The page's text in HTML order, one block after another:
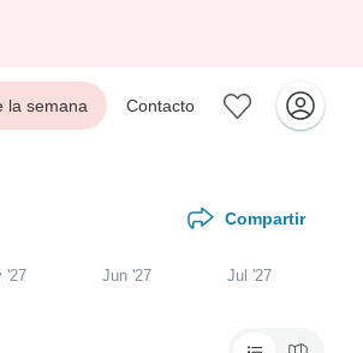
la semana Contacto
Compartir
'27 Jun '27 Jul '27